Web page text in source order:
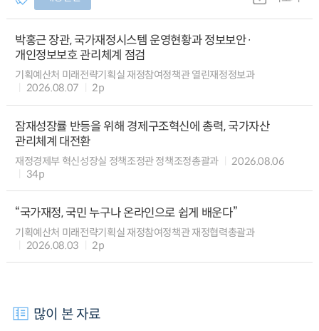
박홍근 장관, 국가재정시스템 운영현황과 정보보안·
개인정보보호 관리체계 점검
기획예산처 미래전략기획실 재정참여정책관 열린재정정보과
2026.08.07
2p
잠재성장률 반등을 위해 경제구조혁신에 총력, 국가자산
관리체계 대전환
재정경제부 혁신성장실 정책조정관 정책조정총괄과
2026.08.06
34p
“국가재정, 국민 누구나 온라인으로 쉽게 배운다”
기획예산처 미래전략기획실 재정참여정책관 재정협력총괄과
2026.08.03
2p
많이 본 자료